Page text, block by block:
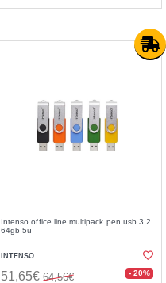
Intenso office line multipack pen usb 3.2
64gb 5u
INTENSO
51,65€ 64,56€ - 20%